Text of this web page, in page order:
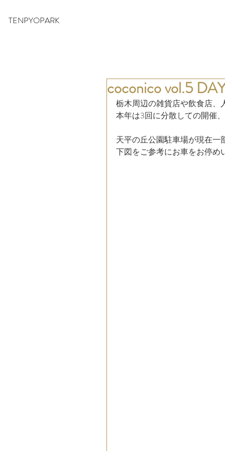
TENPYOPARK
coconico vol.5
栃木周辺の雑貨店や飲食店、
本年は3回に分散しての開催
天平の丘公園駐車場が現在
下図をご参考にお車をお停め